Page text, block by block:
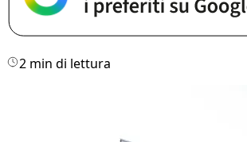
2 min di lettura